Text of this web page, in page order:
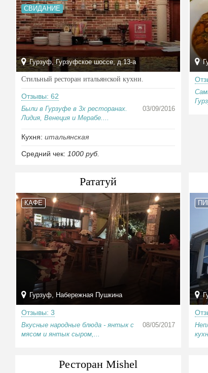
СВИДАНИЕ
Гурзуф, Гурзуфское шоссе, д.13-а
Стильный ресторан итальянской кухни.
Отзывы: 62
Были в Гурзуфе в 3х ресторанах.
Лидия, Венеция и Мерабе....
03/09/2016
Кухня: итальянская
Средний чек: 1000 руб.
Рататуй
КАФЕ
Гурзуф, Набережная Пушкина
Отзывы: 3
Вкусные народные блюда - янтык с
мясом и янтык сыром,...
08/05/2017
Ресторан Mishel